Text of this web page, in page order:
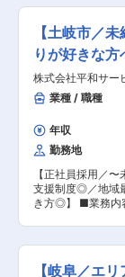
ビスエンジニア
ャー研修 ・国家
ジメント研修 な
（3）働きやすさ
制（火・水） ・残
日116日 ・GW休
有給休暇時間取
取得可 ・育児時短
整備士として長
います。 ■配属組織 岐阜県内各店舗に配属（勤
務地は相談可）
在籍し、チームで
ミュニケーション
が丁寧に教えてく
はの知識と技術が
囲：会社の定める
ます。 ■業務詳細： ◇資材データベースの整理
と構築 ◇在庫情
タベースをMRP
ージェントAI導入
導 ◇DX部門と協
ムの選定支援を実施 ■期待する役割： 現
テムでは管理しき
を構築しEDIデー
ムの企画・選定・
ジションの魅力：
タベースの構築を
構築を手がけて
適な調達システ
定・運用方法の構
きます。 ■MARUWAの魅力: ◇技術力 素材の開
発から製造までを
おり、次世代通信
【土岐市／
りが好きな
株式会社平和サー
業種 / 職種
年収
勤務地
【正社員採用／
支援制度◎／地域
き方◎】 ■業務内容： 大型自動車、特殊車両、産
両の架装部点検整
の点検整備、各
【岐阜／エ